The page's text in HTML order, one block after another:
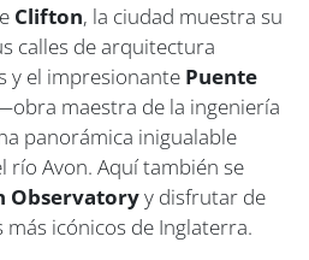
Clifton, la ciudad muestra su
calles de arquitectura
y el impresionante Puente
maestra de la ingeniería
panorámica inigualable
río Avon. Aquí también se
Observatoryy disfrutar de
icónicos de Inglaterra.